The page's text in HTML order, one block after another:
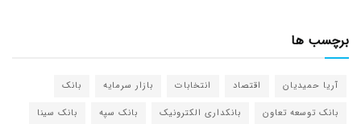
برچسب ها
آریا حمیدیان اقتصاد انتخابات بازار سرمایه
بانک
بانک توسعه تعاون
بانکداری الکترونیک بانک سپه
بانک سینا